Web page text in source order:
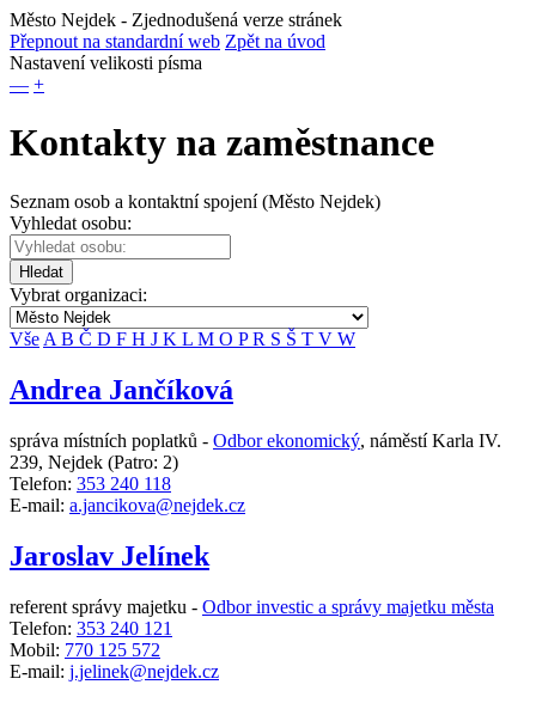
Město Nejdek - Zjednodušená verze stránek
Přepnout na standardní web Zpět na úvod
Nastavení velikosti písma
— +
Kontakty na zaměstnance
Seznam osob a kontaktní spojení (Město Nejdek)
Vyhledat osobu:
Hledat
Vybrat organizaci:
Vše A B Č D F H J K L M O PR S Š T V W
Andrea Jančíková
správa místních poplatků - Odbor ekonomický, náměstí Karla IV.
239, Nejdek (Patro: 2)
Telefon: 353 240 118
E-mail: a.jancikova@nejdek.cz
Jaroslav Jelínek
referent správy majetku - Odbor investic a správy majetku města
Telefon: 353 240 121
Mobil: 770 125 572
E-mail: j.jelinek@nejdek.cz